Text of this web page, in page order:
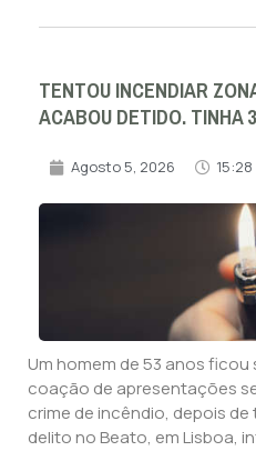
TENTOU INCENDIAR
ACABOU DETIDO. TINHA
Agosto 5, 2026 15:28
Um homem de 53 anos
coação de apresentações
crime de incêndio, depois
delito no Beato, em Lisboa,